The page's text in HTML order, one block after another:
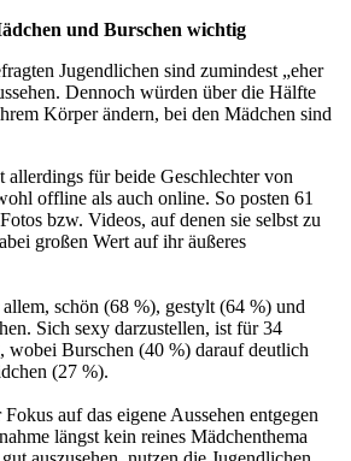
und Burschen wichtig
Jugendlichen sind zumindest „eher
Dennoch würden über die Hälfte
Körper ändern, bei den Mädchen sind
allerdings für beide Geschlechter von
offline als auch online. So posten 61
bzw. Videos, auf denen sie selbst zu
großen Wert auf ihr äußeres
schön (68 %), gestylt (64 %) und
Sich sexy darzustellen, ist für 34
wobei Burschen (40 %) darauf deutlich
(27 %).
auf das eigene Aussehen entgegen
längst kein reines Mädchenthema